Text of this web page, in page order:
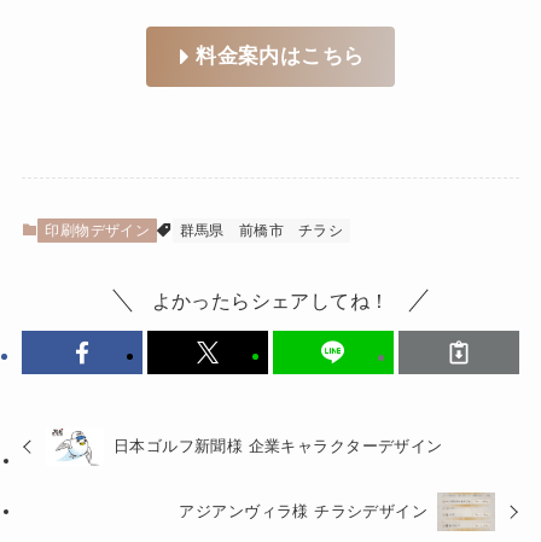
料金案内はこちら
印刷物デザイン 群馬県 前橋市 チラシ
よかったらシェアしてね！
日本ゴルフ新聞様 企業キャラクターデザイン
アジアンヴィラ様 チラシデザイン